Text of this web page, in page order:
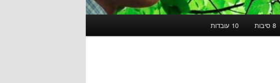
8 סיבות 10 עובדות